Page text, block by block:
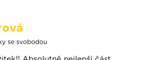
se svobodou